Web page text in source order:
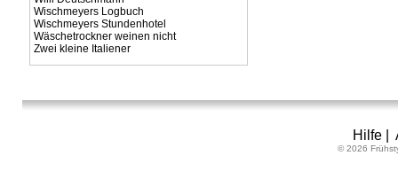
Wischmeyers Logbuch
Wischmeyers Stundenhotel
Wäschetrockner weinen nicht
Zwei kleine Italiener
Hilfe|
© 2026